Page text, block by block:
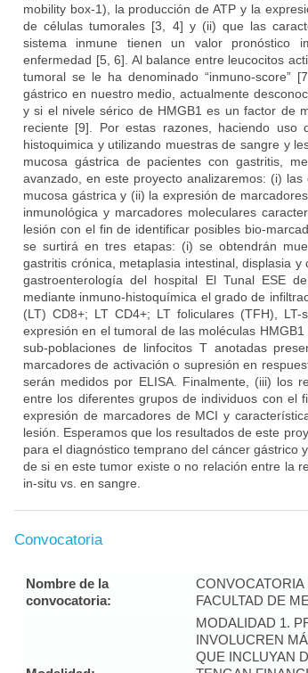
mobility box-1), la producción de ATP y la
de células tumorales [3, 4] y (ii) que las
sistema inmune tienen un valor pronóstico
enfermedad [5, 6]. Al balance entre leucocitos
tumoral se le ha denominado “inmuno-score”
gástrico en nuestro medio, actualmente
y si el nivele sérico de HMGB1 es un factor de
reciente [9]. Por estas razones, haciendo
histoquimica y utilizando muestras de sangre y
mucosa gástrica de pacientes con gastritis,
avanzado, en este proyecto analizaremos: (i)
mucosa gástrica y (ii) la expresión de
inmunológica y marcadores moleculares
lesión con el fin de identificar posibles bio-
se surtirá en tres etapas: (i) se obtendrán
gastritis crónica, metaplasia intestinal, displasia
gastroenterología del hospital El Tunal ESE
mediante inmuno-histoquímica el grado de
(LT) CD8+; LT CD4+; LT foliculares (TFH),
expresión en el tumoral de las moléculas
sub-poblaciones de linfocitos T anotadas
marcadores de activación o supresión en
serán medidos por ELISA. Finalmente, (iii) los
entre los diferentes grupos de individuos con el
expresión de marcadores de MCI y
lesión. Esperamos que los resultados de este
para el diagnóstico temprano del cáncer gástrico
de si en este tumor existe o no relación entre la
in-situ vs. en sangre.
Convocatoria
Nombre de la
convocatoria:
FACULTAD DE
MODALIDAD 1.
INVOLUCREN
QUE INCLUYAN